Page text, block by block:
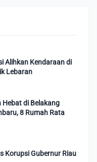
Alihkan Kendaraan di
Lebaran
Hebat di Belakang
8 Rumah Rata
Korupsi Gubernur Riau